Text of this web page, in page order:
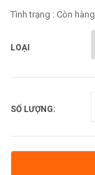
Tình trạng : Còn hàng
LOẠI
SỐ LƯỢNG: